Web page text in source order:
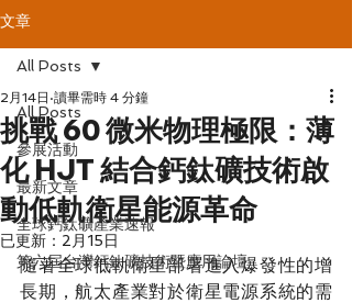
文章
All Posts
參展活動
最新文章
全球鈣鈦礦產業速報
第六屆台灣鈣鈦礦技術暨應用論壇
All Posts
挑戰 60 微米物理極限：薄
化 HJT 結合鈣鈦礦技術啟
動低軌衛星能源革命
2月14日 讀畢需時 4 分鐘
已更新： 2月15日
隨著全球低軌衛星部署進入爆發性的增
長期，航太產業對於衛星電源系統的需